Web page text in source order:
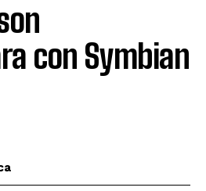
con Symbian